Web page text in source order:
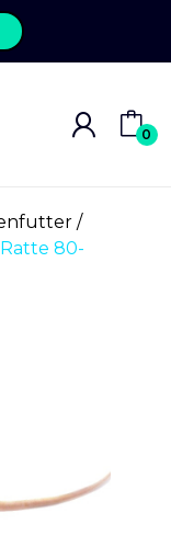
0
80-